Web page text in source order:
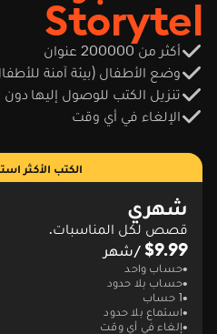
Storytel
أكثر من 200000 عنوان
وضع الأطفال (بيئة آمنة
تنزيل الكتب للوصول إليها دون
الإلغاء في أي وقت
الكتب الأكثر
شهري
قصص لكل المناسبات.
$9.99 /شهر
حساب واحد
حساب بلا حدود
1 حساب
استماع بلا حدود
إلغاء في أي وقت